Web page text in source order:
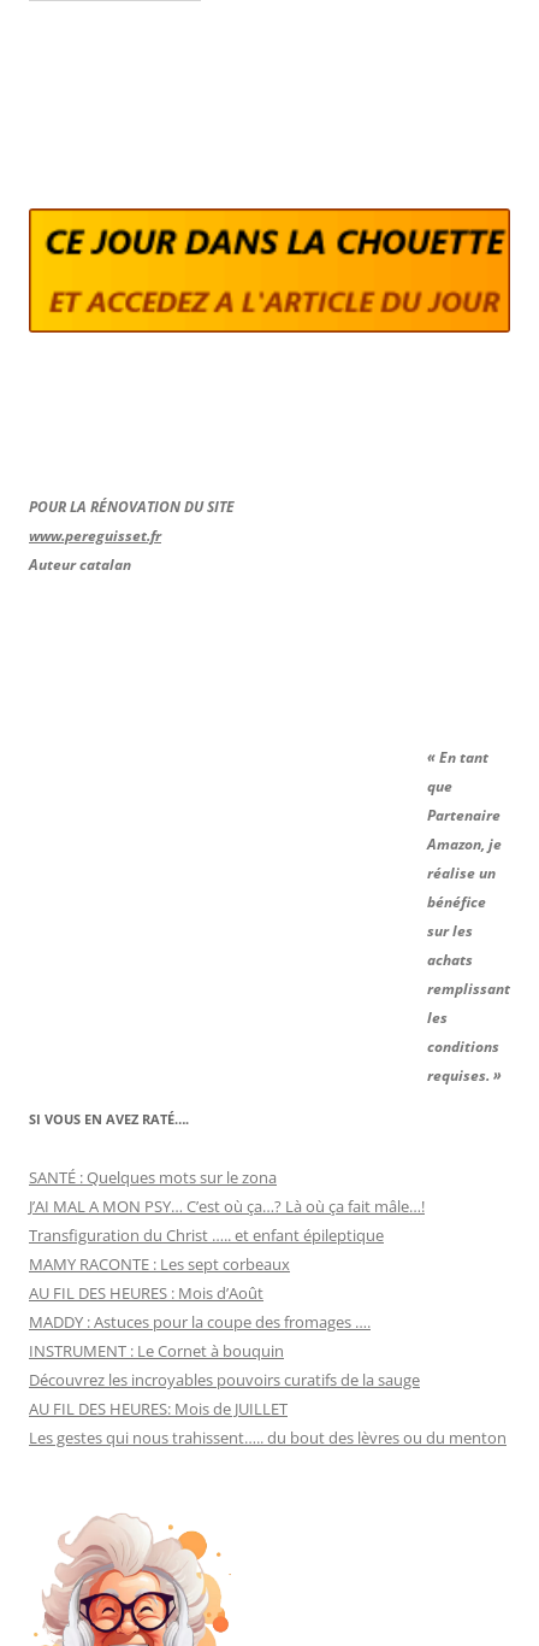
POUR LA RÉNOVATION DU SITE
www.pereguisset.fr
Auteur catalan
« En tant
que
Partenaire
Amazon, je
réalise un
bénéfice
sur les
achats
remplissant
les
conditions
requises. »
SI VOUS EN AVEZ RATÉ….
SANTÉ : Quelques mots sur le zona
J’AI MAL A MON PSY… C’est où ça…? Là où ça fait mâle…!
Transfiguration du Christ ….. et enfant épileptique
MAMY RACONTE : Les sept corbeaux
AU FIL DES HEURES : Mois d’Août
MADDY : Astuces pour la coupe des fromages ….
INSTRUMENT : Le Cornet à bouquin
Découvrez les incroyables pouvoirs curatifs de la sauge
AU FIL DES HEURES: Mois de JUILLET
Les gestes qui nous trahissent….. du bout des lèvres ou du menton